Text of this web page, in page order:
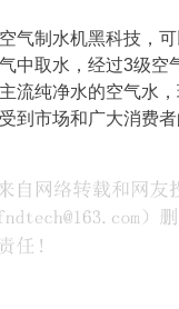
气制水机黑科技，
中取水，经过3级空
流纯净水的空气水
到市场和广大消费者